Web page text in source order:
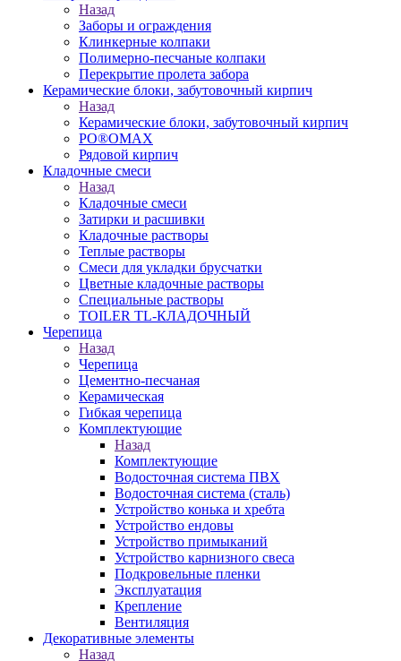
Назад
Заборы и ограждения
Клинкерные колпаки
Полимерно-песчаные колпаки
Перекрытие пролета забора
Керамические блоки, забутовочный кирпич
Назад
Керамические блоки, забутовочный кирпич
PO®OMAX
Рядовой кирпич
Кладочные смеси
Назад
Кладочные смеси
Затирки и расшивки
Кладочные растворы
Теплые растворы
Смеси для укладки брусчатки
Цветные кладочные растворы
Специальные растворы
TOILER TL-КЛАДОЧНЫЙ
Черепица
Назад
Черепица
Цементно-песчаная
Керамическая
Гибкая черепица
Комплектующие
Назад
Комплектующие
Водосточная система ПВХ
Водосточная система (сталь)
Устройство конька и хребта
Устройство ендовы
Устройство примыканий
Устройство карнизного свеса
Подкровельные пленки
Эксплуатация
Крепление
Вентиляция
Декоративные элементы
Назад